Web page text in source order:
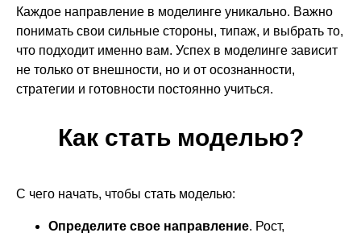
Каждое направление в моделинге уникально. Важно
понимать свои сильные стороны, типаж, и выбрать то,
что подходит именно вам. Успех в моделинге зависит
не только от внешности, но и от осознанности,
стратегии и готовности постоянно учиться.
Как стать моделью?
С чего начать, чтобы стать моделью:
Определите свое направление. Рост,